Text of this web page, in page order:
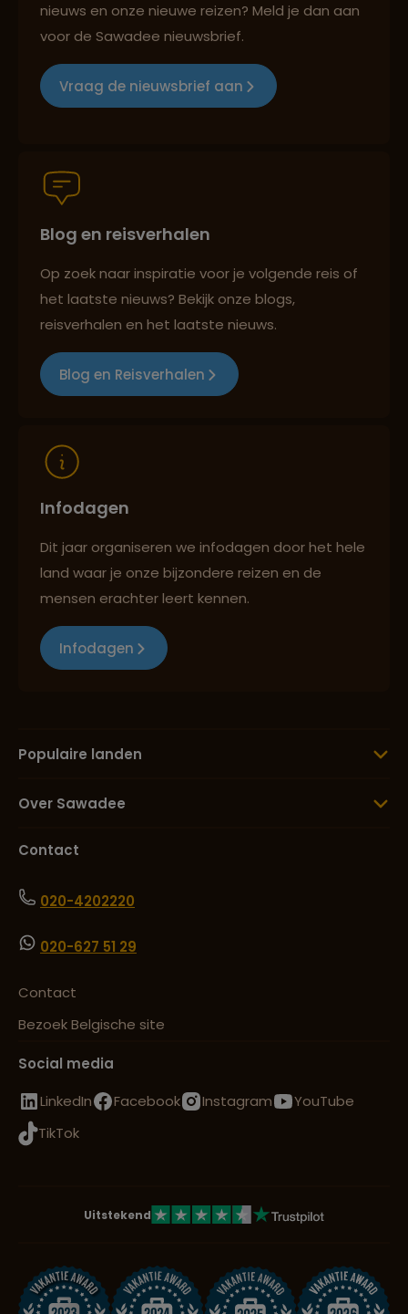
Reizen met oog voor mens, cultuur en milieu
Persoonlijk en deskundig reisadvies
Best beoordeelde reisroutes
nieuws en onze nieuwe reizen? Meld je dan aan
voor de Sawadee nieuwsbrief.
Vraag de nieuwsbrief aan
Blog en reisverhalen
Op zoek naar inspiratie voor je volgende reis of
het laatste nieuws? Bekijk onze blogs,
reisverhalen en het laatste nieuws.
Blog en Reisverhalen
Infodagen
Dit jaar organiseren we infodagen door het hele
land waar je onze bijzondere reizen en de
mensen erachter leert kennen.
Infodagen
Populaire landen
Over Sawadee
Contact
020-4202220
020-627 51 29
Contact
Bezoek Belgische site
Social media
LinkedIn
Facebook Instagram
YouTube
TikTok
Uitstekend